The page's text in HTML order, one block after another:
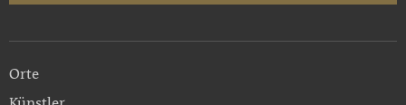
Orte